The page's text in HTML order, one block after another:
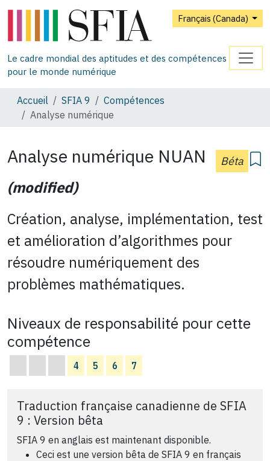
Français (Canada)
Le cadre mondial des aptitudes et des compétences
pour le monde numérique
Accueil SFIA 9
Compétences
Analyse numérique
Analyse numérique NUAN Béta
(modified)
Création, analyse, implémentation, test
et amélioration d’algorithmes pour
résoudre numériquement des
problèmes mathématiques.
Niveaux de responsabilité pour cette
compétence
4 5 6 7
Traduction française canadienne de SFIA
9 : Version bêta
SFIA 9 en anglais est maintenant disponible.
Ceci est une version bêta de SFIA 9 en français